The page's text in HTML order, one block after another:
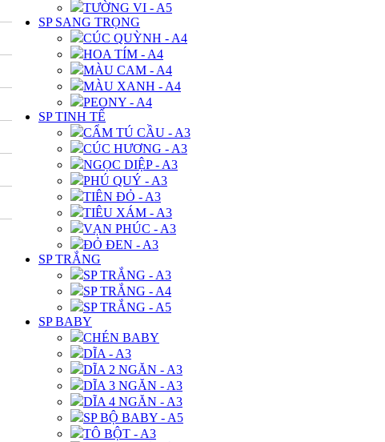
TƯỜNG VI - A5
SP SANG TRỌNG
CÚC QUỲNH - A4
HOA TÍM - A4
MÀU CAM - A4
MÀU XANH - A4
PEONY - A4
SP TINH TẾ
CẨM TÚ CẦU - A3
CÚC HƯƠNG - A3
NGỌC DIỆP - A3
PHÚ QUÝ - A3
TIÊN ĐỎ - A3
TIÊU XÁM - A3
VẠN PHÚC - A3
ĐỎ ĐEN - A3
SP TRẮNG
SP TRẮNG - A3
SP TRẮNG - A4
SP TRẮNG - A5
SP BABY
CHÉN BABY
DĨA - A3
DĨA 2 NGĂN - A3
DĨA 3 NGĂN - A3
DĨA 4 NGĂN - A3
SP BỘ BABY - A5
TÔ BỘT - A3